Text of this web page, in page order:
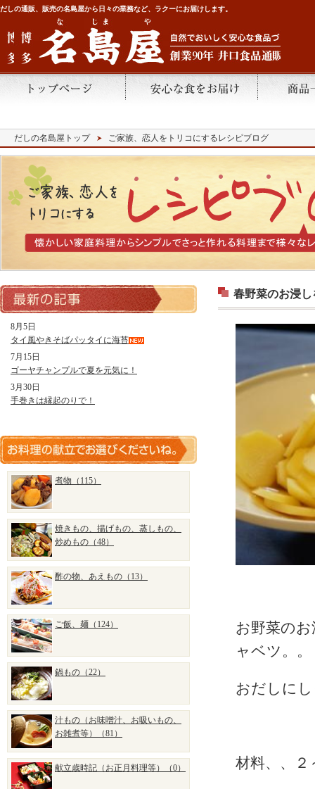
だしの通販、販売の名島屋から日々の業務など、ラクーにお届けします。
だしの名島屋トップ ご家族、恋人をトリコにするレシピブログ
春野菜のお浸
お野菜の
ャベツ。。
おだしに
材料、、２
8月5日
タイ風やきそばパッタイに海苔
7月15日
ゴーヤチャンプルで夏を元気に！
3月30日
手巻きは縁起のりで！
煮物（115）
焼きもの、揚げもの、蒸しもの、
炒めもの（48）
酢の物、あえもの（13）
ご飯、麺（124）
鍋もの（22）
汁もの（お味噌汁、お吸いもの、
お雑煮等）（81）
献立歳時記（お正月料理等）（0）